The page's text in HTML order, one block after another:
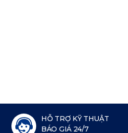
HỖ TRỢ KỸ THUẬT
BÁO GIÁ 24/7